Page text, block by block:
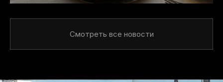
Смотреть все новости